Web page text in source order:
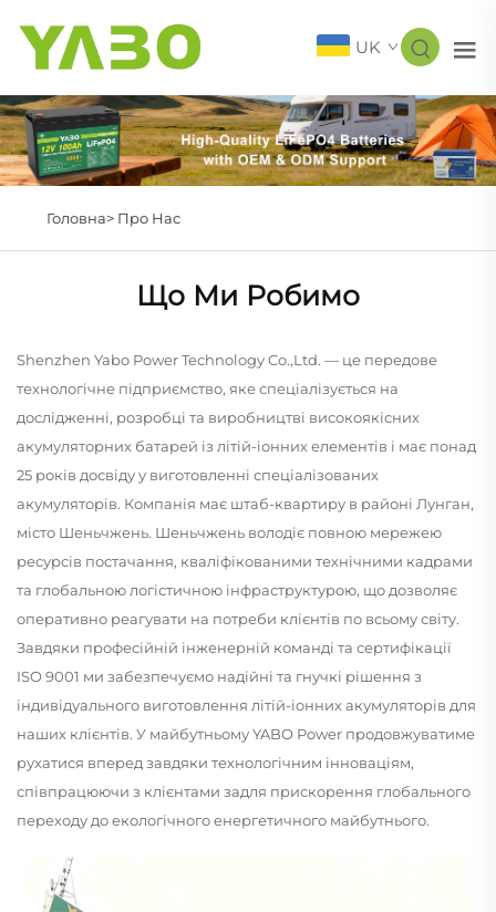
UK
Головна> Про Нас
Що Ми Робимо
Shenzhen Yabo Power Technology Co.,Ltd. — це передове
технологічне підприємство, яке спеціалізується на
дослідженні, розробці та виробництві високоякісних
акумуляторних батарей із літій-іонних елементів і має понад
25 років досвіду у виготовленні спеціалізованих
акумуляторів. Компанія має штаб-квартиру в районі Лунган,
місто Шеньчжень. Шеньчжень володіє повною мережею
ресурсів постачання, кваліфікованими технічними кадрами
та глобальною логістичною інфраструктурою, що дозволяє
оперативно реагувати на потреби клієнтів по всьому світу.
Завдяки професійній інженерній команді та сертифікації
ISO 9001 ми забезпечуємо надійні та гнучкі рішення з
індивідуального виготовлення літій-іонних акумуляторів для
наших клієнтів. У майбутньому YABO Power продовжуватиме
рухатися вперед завдяки технологічним інноваціям,
співпрацюючи з клієнтами задля прискорення глобального
переходу до екологічного енергетичного майбутнього.